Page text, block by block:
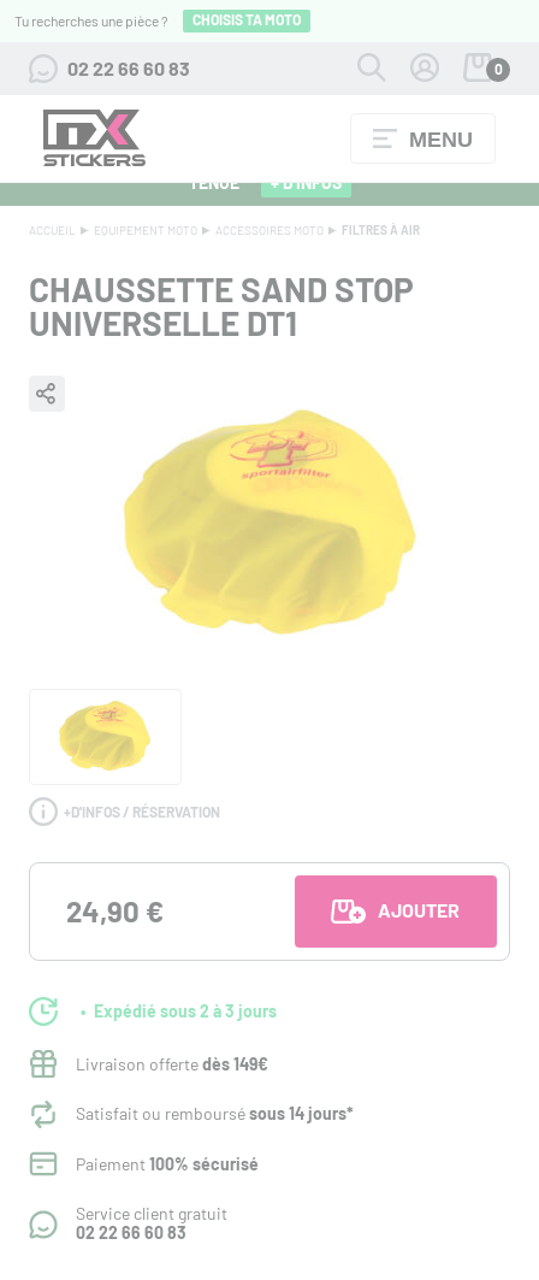
Tu recherches une pièce ? CHOISIS TA MOTO
02 22 66 60 83 0
MENU
ALPINESTARS 27 : FLOCAGE OFFERT POUR L'ACHAT D'UNE
TENUE
+ D'INFOS
ACCUEIL EQUIPEMENT MOTO ACCESSOIRES MOTO FILTRES À AIR
CHAUSSETTE SAND STOP
UNIVERSELLE DT1
+D'INFOS / RÉSERVATION
24,90 € AJOUTER AU
Expédié sous 2 à 3 jours
Livraison offertedès 149€
Satisfait ou remboursésous 14 jours*
Paiement100% sécurisé
Service client gratuit
02 22 66 60 83